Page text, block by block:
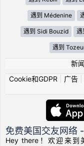
遇到 Médenine
遇到 Sidi Bouzid 遇
遇到
新闻
Cookie和GDPR
广告|
免费美国交友网络
Hey there！欢迎来到